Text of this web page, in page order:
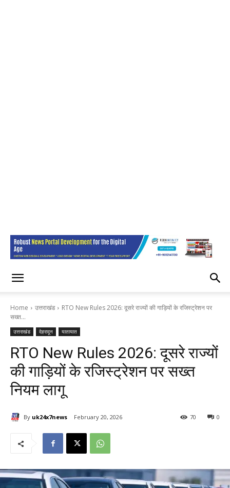
Home उत्तराखंड
RTO New Rules 2026: दूसरे राज्यों की गाड़ियों के रजिस्ट्रेशन पर
सख्त...
उत्तराखंड देहरादून यातायात
RTO New Rules 2026: दूसरे राज्यों
की गाड़ियों के रजिस्ट्रेशन पर सख्त
नियम लागू
By uk24x7news February 20, 2026 0
70